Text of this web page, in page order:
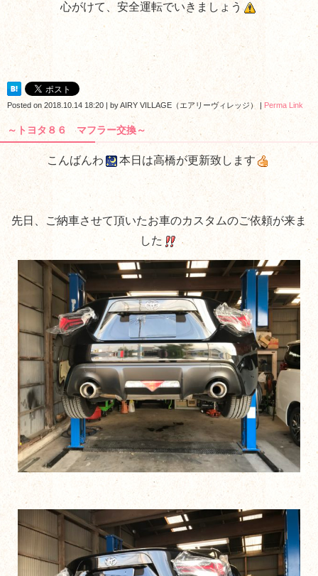
心がけて、安全運転でいきましょう
Posted on 2018.10.14 18:20 byAIRY VILLAGE（エアリーヴィレッジ） Perma Link
～トヨタ８６ マフラー交換～
こんばんわ 本日は高橋が更新致します
先日、ご納車させて頂いたお車のカスタムのご依頼が来ま
した